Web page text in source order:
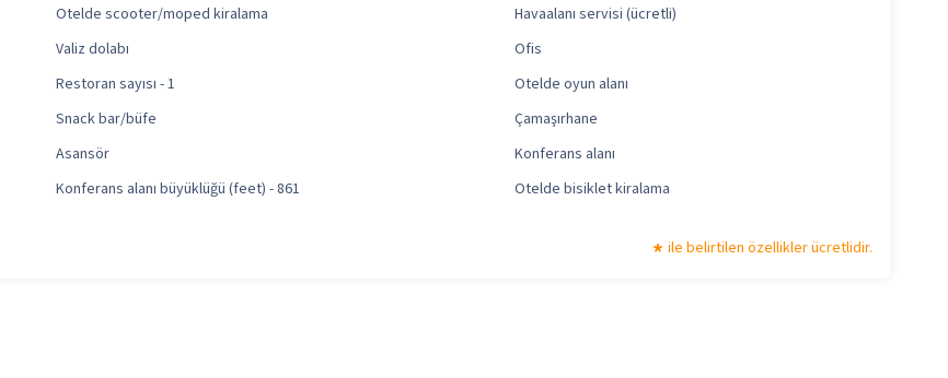
Otelde scooter/moped kiralama
Havaalanı servisi (ücretli)
Valiz dolabı
Ofis
Restoran sayısı - 1
Otelde oyun alanı
Snack bar/büfe
Çamaşırhane
Asansör
Konferans alanı
Konferans alanı büyüklüğü (feet) - 861
Otelde bisiklet kiralama
ile belirtilen özellikler ücretlidir.